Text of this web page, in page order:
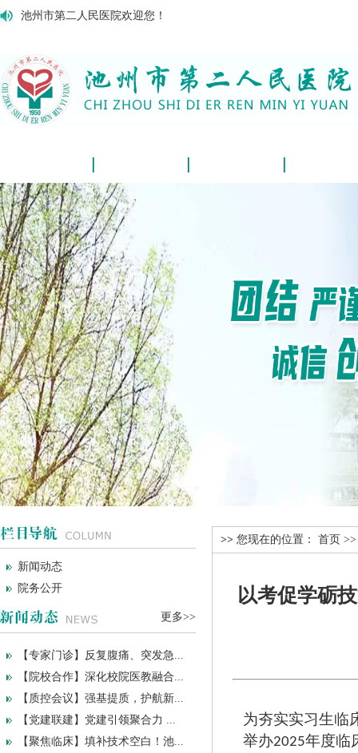
池州市第二人民医院欢迎您！
新闻动态
院务公开
更多>>
【专家门诊】反复腹痛、突发急...
【院校合作】深化校院医教融合...
【质控会议】强基提质，护航新...
【党建联建】党建引领聚合力 ...
【聚焦临床】填补技术空白！池...
>> 您现在的位置： 首页
以考促学砺
为夯实实习生临
举办2025年度临